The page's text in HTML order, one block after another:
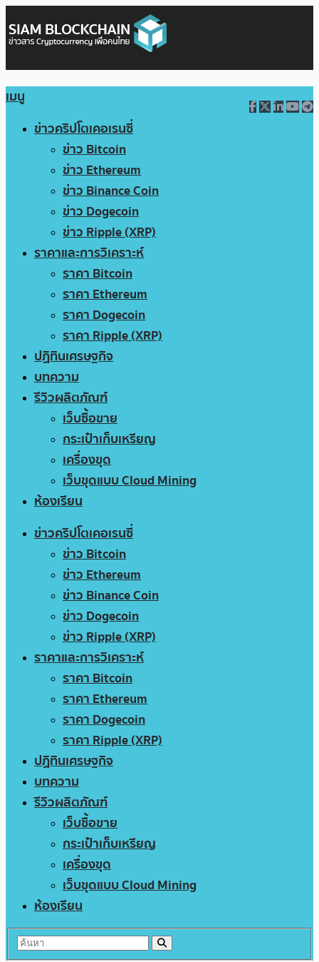
เมนู
ข่าวคริปโตเคอเรนซี่
ข่าว Bitcoin
ข่าว Ethereum
ข่าว Binance Coin
ข่าว Dogecoin
ข่าว Ripple (XRP)
ราคาและการวิเคราะห์
ราคา Bitcoin
ราคา Ethereum
ราคา Dogecoin
ราคา Ripple (XRP)
ปฏิทินเศรษฐกิจ
บทความ
รีวิวผลิตภัณฑ์
เว็บซื้อขาย
กระเป๋าเก็บเหรียญ
เครื่องขุด
เว็บขุดแบบ Cloud Mining
ห้องเรียน
ข่าวคริปโตเคอเรนซี่
ข่าว Bitcoin
ข่าว Ethereum
ข่าว Binance Coin
ข่าว Dogecoin
ข่าว Ripple (XRP)
ราคาและการวิเคราะห์
ราคา Bitcoin
ราคา Ethereum
ราคา Dogecoin
ราคา Ripple (XRP)
ปฏิทินเศรษฐกิจ
บทความ
รีวิวผลิตภัณฑ์
เว็บซื้อขาย
กระเป๋าเก็บเหรียญ
เครื่องขุด
เว็บขุดแบบ Cloud Mining
ห้องเรียน